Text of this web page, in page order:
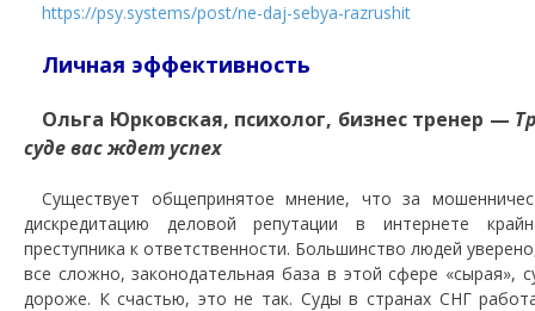
https://psy.systems/post/ne-daj-sebya-razrushit
Личная эффективность
Ольга Юрковская, психолог, бизнес тренер —
суде вас ждет успех
Существует общепринятое мнение, что за
дискредитацию деловой репутации в интернете
преступника к ответственности. Большинство людей
все сложно, законодательная база в этой сфере «сырая»,
дороже. К счастью, это не так. Суды в странах СНГ